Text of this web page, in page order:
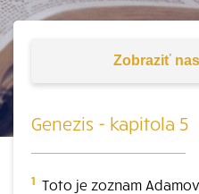
Zobraziť
Genezis - kapitola 5
1 Toto je zoznam